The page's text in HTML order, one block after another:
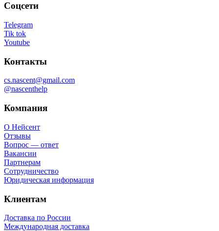
Соцсети
Telegram
Tik tok
Youtube
Контакты
cs.nascent@gmail.com
@nascenthelp
Компания
О Нейсент
Отзывы
Вопрос — ответ
Вакансии
Партнерам
Сотрудничество
Юридическая информация
Клиентам
Доставка по России
Международная доставка